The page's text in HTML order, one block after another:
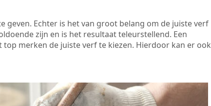
geven. Echter is het van groot belang om de juiste verf
zijn en is het resultaat teleurstellend. Een
merken de juiste verf te kiezen. Hierdoor kan er ook